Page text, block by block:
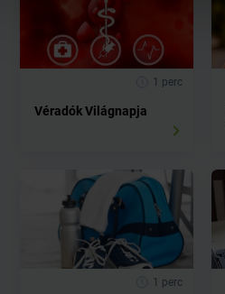
1 perc
Véradók Világnapja
1 perc